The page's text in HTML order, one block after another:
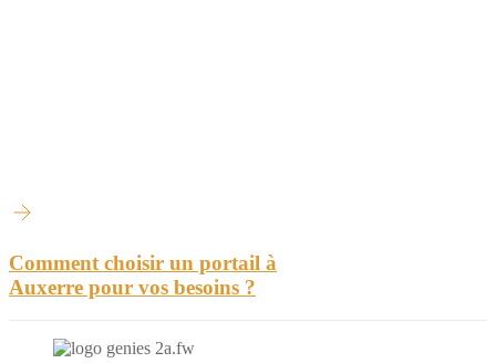
Comment choisir un portail à
Auxerre pour vos besoins ?